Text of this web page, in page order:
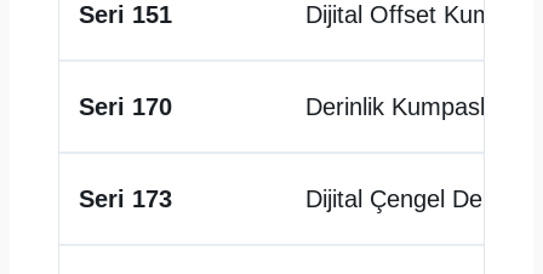
Seri 151 Dijital Offset Kumpası
Seri 170 Derinlik Kumpasları
Seri 173 Dijital Çengel Derinlik